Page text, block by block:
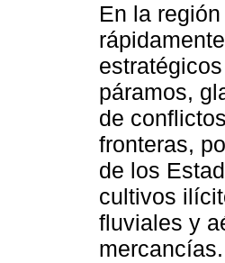
En la
páramos,
de
fronteras,
de los
cultivos
fluviales y
mercancías.